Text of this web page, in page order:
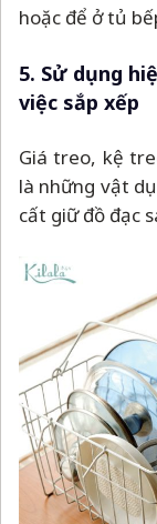
hoặc để ở tủ
5. Sử dụng
việc sắp xếp
Giá treo, kệ
là những vật
cất giữ đồ đạc